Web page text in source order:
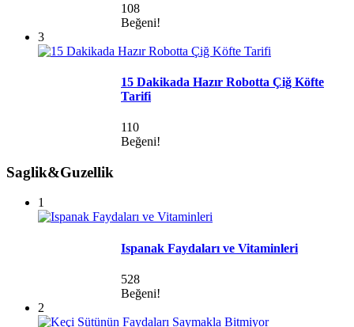
108
Beğeni!
3
15 Dakikada Hazır Robotta Çiğ Köfte
Tarifi
110
Beğeni!
Saglik&Guzellik
1
Ispanak Faydaları ve Vitaminleri
528
Beğeni!
2